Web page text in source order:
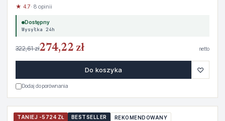
★ 4.7· 8 opinii
Dostępny
Wysyłka 24h
322,61 zł274,22 zł netto
Do koszyka ♡
Dodaj do porównania
TANIEJ -5724 ZŁ BESTSELLER REKOMENDOWANY